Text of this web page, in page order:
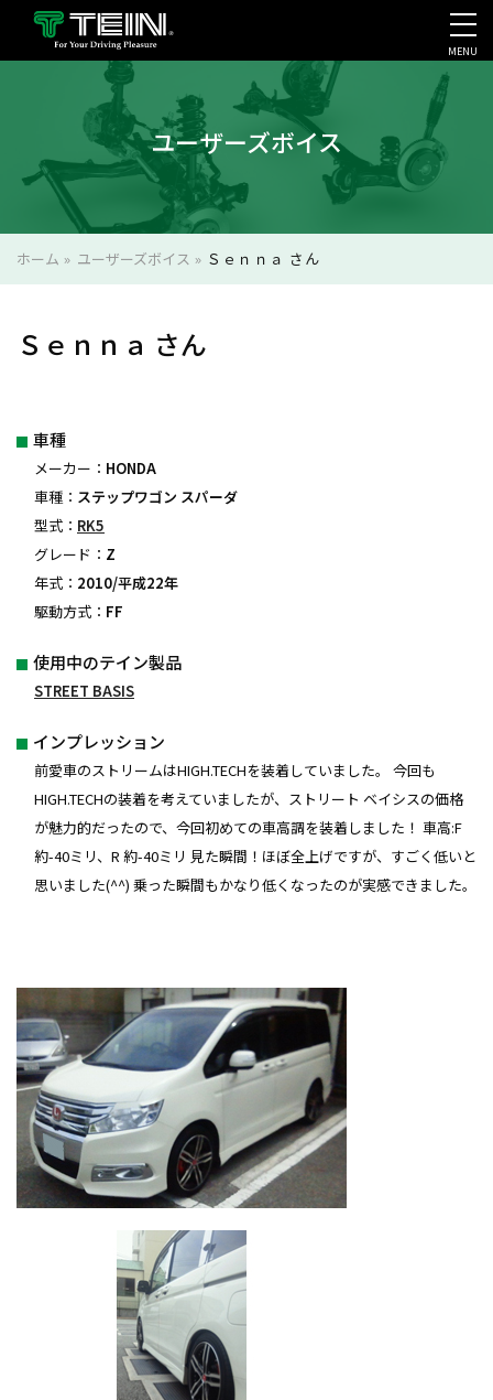
会社案内・採用・IR
MENU
ユーザーズボイス
ホーム » ユーザーズボイス » Ｓｅｎｎａ さん
Ｓｅｎｎａ さん
車種
メーカー： HONDA
車種： ステップワゴン スパーダ
型式： RK5
グレード： Z
年式： 2010/平成22年
駆動方式： FF
使用中のテイン製品
STREET BASIS
インプレッション
前愛車のストリームはHIGH.TECHを装着していました。 今回も
HIGH.TECHの装着を考えていましたが、ストリート ベイシスの価格
が魅力的だったので、今回初めての車高調を装着しました！ 車高:F
約-40ミリ、R 約-40ミリ 見た瞬間！ほぼ全上げですが、すごく低いと
思いました(^^) 乗った瞬間もかなり低くなったのが実感できました。